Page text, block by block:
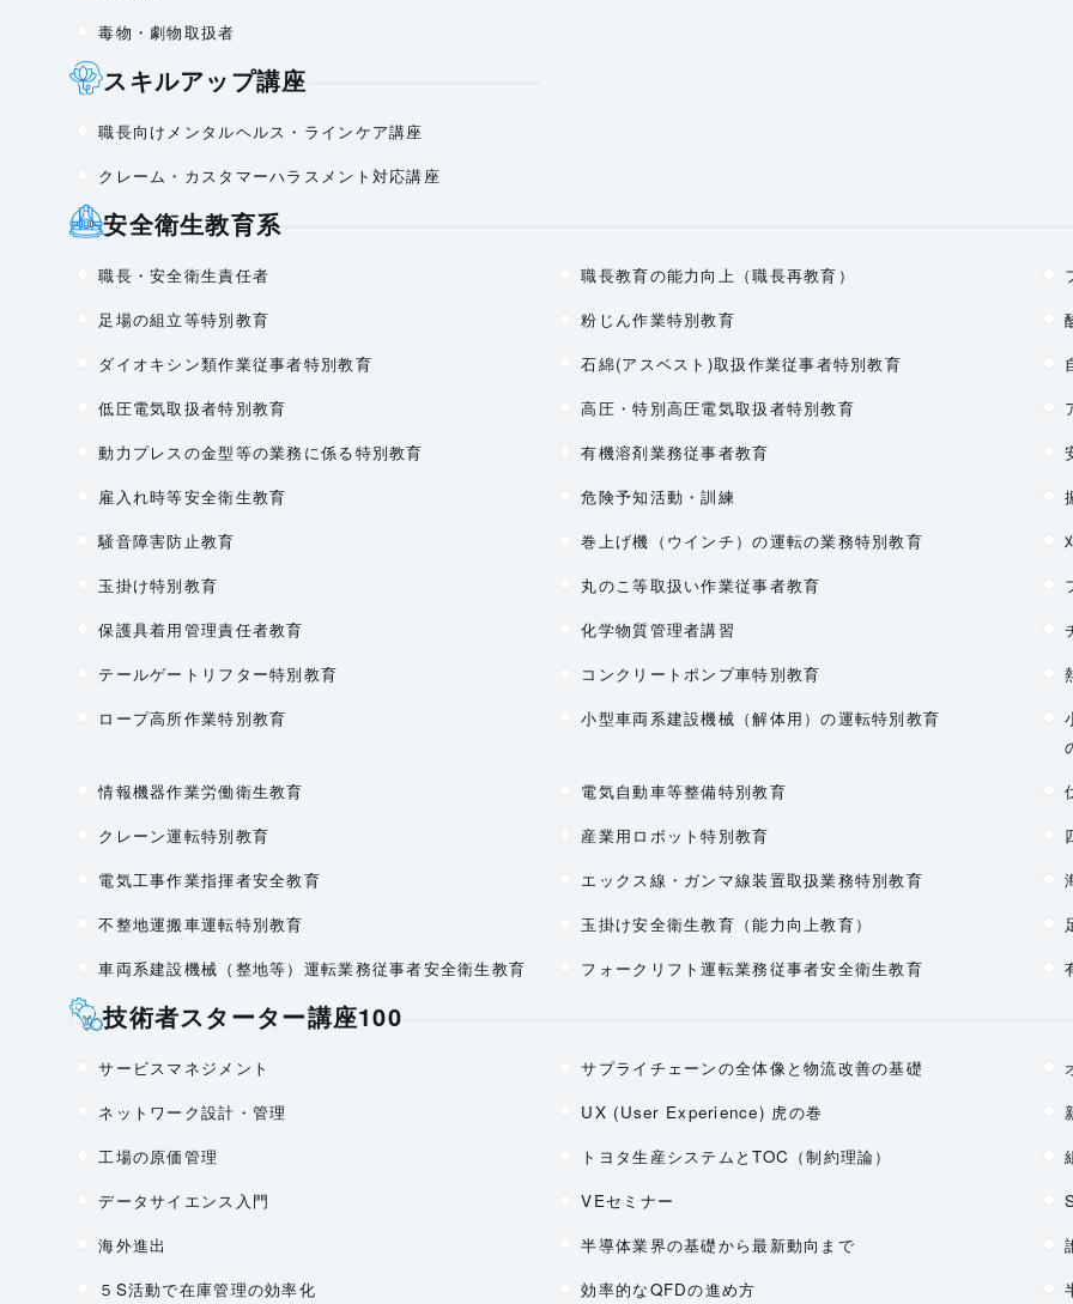
毒物・劇物取扱者
スキルアップ講座
職長向けメンタルヘルス・ラインケア講座
クレーム・カスタマーハラスメント対応講座
安全衛生教育系
職長・安全衛生責任者 職長教育の能力向上（職長再教育）
足場の組立等特別教育
粉じん作業特別教育
ダイオキシン類作業従事者特別教育
石綿(アスベスト)取扱作業従事者特別教育
低圧電気取扱者特別教育
高圧・特別高圧電気取扱者特別教育
動力プレスの金型等の業務に係る特別教育
有機溶剤業務従事者教育
雇入れ時等安全衛生教育
危険予知活動・訓練
騒音障害防止教育
巻上げ機（ウインチ）の運転の業務特別教育
玉掛け特別教育
丸のこ等取扱い作業従事者教育
保護具着用管理責任者教育
化学物質管理者講習
テールゲートリフター特別教育
コンクリートポンプ車特別教育
ロープ高所作業特別教育
小型車両系建設機械（解体用）の運転特別教育
情報機器作業労働衛生教育
電気自動車等整備特別教育
クレーン運転特別教育
産業用ロボット特別教育
電気工事作業指揮者安全教育
エックス線・ガンマ線装置取扱業務特別教育
不整地運搬車運転特別教育
玉掛け安全衛生教育（能力向上教育）
車両系建設機械（整地等）運転業務従事者安全衛生教育
フォークリフト運転業務従事者安全衛生教育
技術者スターター講座100
サービスマネジメント サプライチェーンの全体像と物流改善の基礎
ネットワーク設計・管理
UX (User Experience) 虎の巻
工場の原価管理
トヨタ生産システムとTOC（制約理論）
データサイエンス入門
VEセミナー
海外進出
半導体業界の基礎から最新動向まで
５S活動で在庫管理の効率化
効率的なQFDの進め方